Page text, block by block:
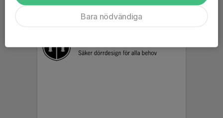
Bara nödvändiga